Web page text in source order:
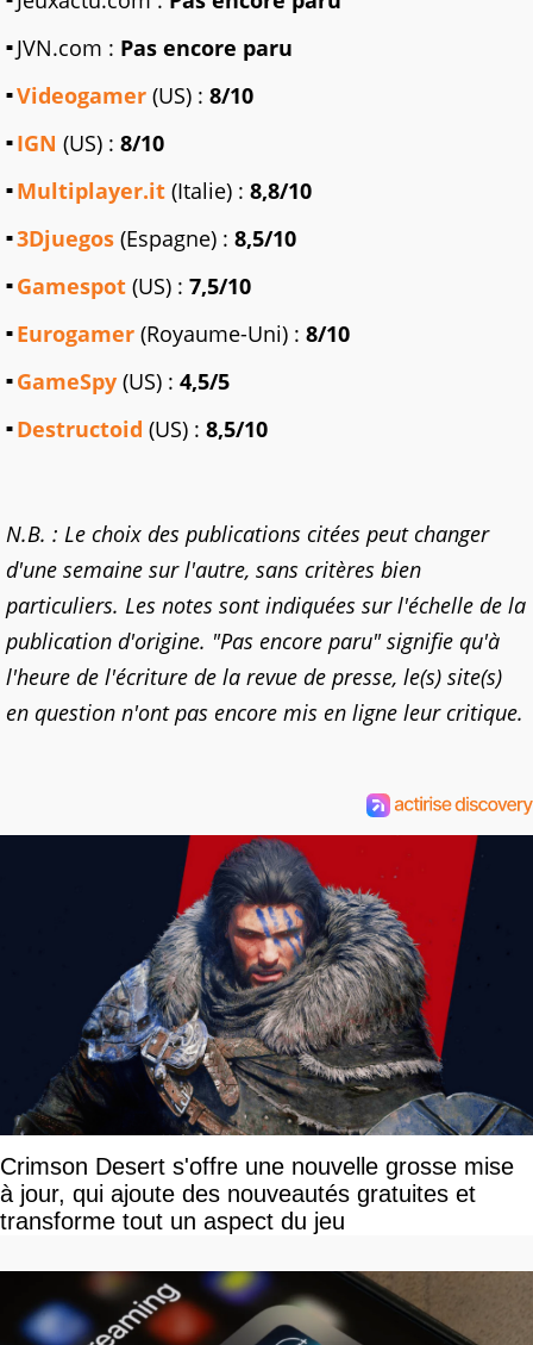
JVN.com : Pas encore paru
Videogamer (US) : 8/10
IGN (US) : 8/10
Multiplayer.it (Italie) : 8,8/10
3Djuegos (Espagne) : 8,5/10
Gamespot (US) : 7,5/10
Eurogamer (Royaume-Uni) : 8/10
GameSpy (US) : 4,5/5
Destructoid (US) : 8,5/10
N.B. : Le choix des publications citées peut changer
d'une semaine sur l'autre, sans critères bien
particuliers. Les notes sont indiquées sur l'échelle de la
publication d'origine. "Pas encore paru" signifie qu'à
l'heure de l'écriture de la revue de presse, le(s) site(s)
en question n'ont pas encore mis en ligne leur critique.
Crimson Desert s'offre une nouvelle grosse mise
à jour, qui ajoute des nouveautés gratuites et
transforme tout un aspect du jeu